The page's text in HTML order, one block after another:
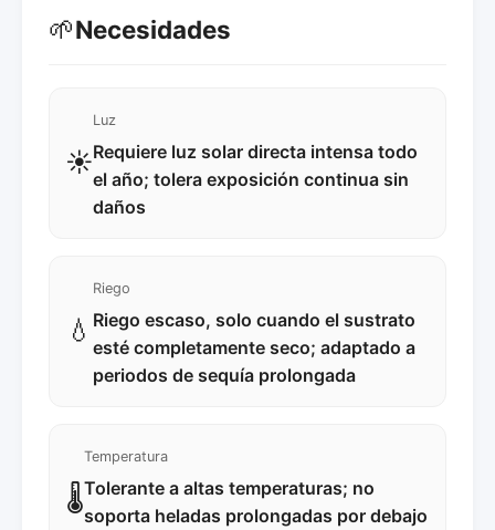
🌱Necesidades
☀️
Luz
Requiere luz solar directa intensa todo
el año; tolera exposición continua sin
daños
💧
Riego
Riego escaso, solo cuando el sustrato
esté completamente seco; adaptado a
periodos de sequía prolongada
🌡️
Temperatura
Tolerante a altas temperaturas; no
soporta heladas prolongadas por debajo